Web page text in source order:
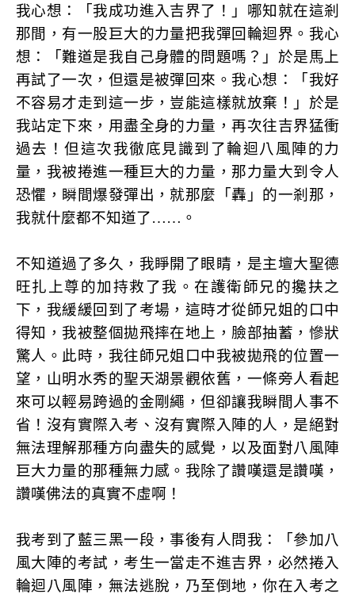
我心想：「我成功進入吉界了！」哪知就在這剎
那間，有一股巨大的力量把我彈回輪迴界。我心
想：「難道是我自己身體的問題嗎？」於是馬上
再試了一次，但還是被彈回來。我心想：「我好
不容易才走到這一步，豈能這樣就放棄！」於是
我站定下來，用盡全身的力量，再次往吉界猛衝
過去！但這次我徹底見識到了輪迴八風陣的力
量，我被捲進一種巨大的力量，那力量大到令人
恐懼，瞬間爆發彈出，就那麼「轟」的一剎那，
我就什麼都不知道了……。
不知道過了多久，我睜開了眼睛，是主壇大聖德
旺扎上尊的加持救了我。在護衛師兄的攙扶之
下，我緩緩回到了考場，這時才從師兄姐的口中
得知，我被整個拋飛摔在地上，臉部抽蓄，慘狀
驚人。此時，我往師兄姐口中我被拋飛的位置一
望，山明水秀的聖天湖景觀依舊，一條旁人看起
來可以輕易跨過的金剛繩，但卻讓我瞬間人事不
省！沒有實際入考、沒有實際入陣的人，是絕對
無法理解那種方向盡失的感覺，以及面對八風陣
巨大力量的那種無力感。我除了讚嘆還是讚嘆，
讚嘆佛法的真實不虛啊！
我考到了藍三黑一段，事後有人問我：「參加八
風大陣的考試，考生一當走不進吉界，必然捲入
輪迴八風陣，無法逃脫，乃至倒地，你在入考之